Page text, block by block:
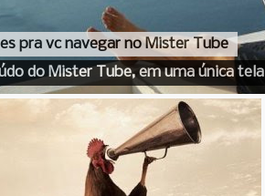
pra vc navegar no Mister Tube
do Mister Tube, em uma única tela